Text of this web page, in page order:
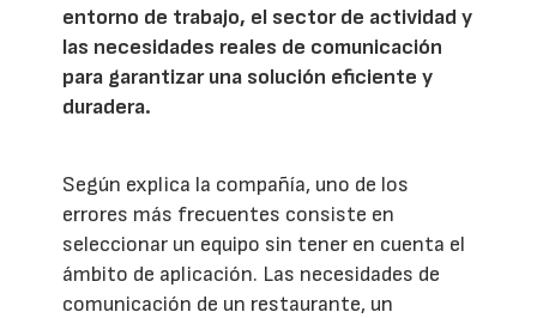
entorno de trabajo, el sector de actividad y
las necesidades reales de comunicación
para garantizar una solución eficiente y
duradera.
Según explica la compañía, uno de los
errores más frecuentes consiste en
seleccionar un equipo sin tener en cuenta el
ámbito de aplicación. Las necesidades de
comunicación de un restaurante, un